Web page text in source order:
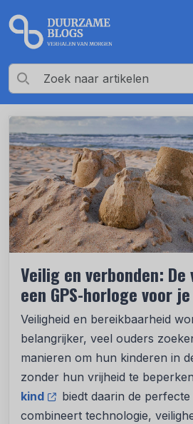
Veilig en verbonden: De
een GPS-horloge voor
Veiligheid en bereikbaarheid
belangrijker, veel ouders
manieren om hun kinderen in
zonder hun vrijheid te
kind
biedt daarin de
combineert technologie,